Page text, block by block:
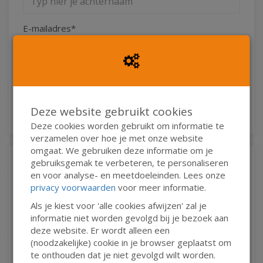
E-mailadres*
Schrijf je dan in!
Fiscaal attest
Onderstaande velden dienen alleen ingevuld te
particuliere gift graag het rijksregisternummer
invoeren. In het geval van een gift vanuit een bedrijf
graag het ondernemingsnummer invoeren. Indien u
een fiscaal attest wenst, gelieve dan uw VOLLEDIGE
adres / gegevens in te vullen. (!) Vanaf 2024 is het
Deze website gebruikt cookies
Deze cookies worden gebruikt om informatie te
verzamelen over hoe je met onze website
omgaat. We gebruiken deze informatie om je
gebruiksgemak te verbeteren, te personaliseren
en voor analyse- en meetdoeleinden. Lees onze
privacy voorwaarden voor meer informatie.
Als je kiest voor 'alle cookies afwijzen' zal je
informatie niet worden gevolgd bij je bezoek aan
deze website. Er wordt alleen een
(noodzakelijke) cookie in je browser geplaatst om
te onthouden dat je niet gevolgd wilt worden.